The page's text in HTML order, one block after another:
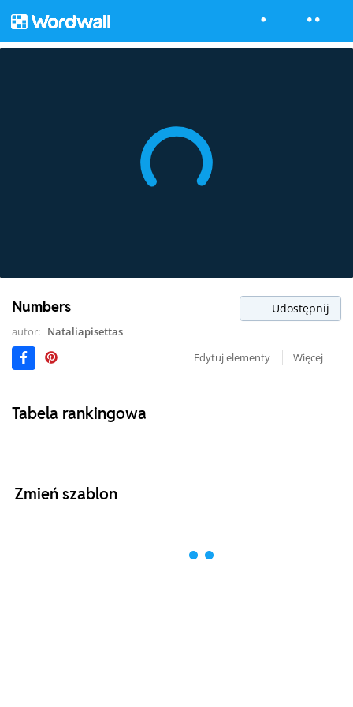
Numbers Udostępnij
autor: Nataliapisettas
Edytuj elementy
Więcej
Tabela rankingowa
Zmień szablon